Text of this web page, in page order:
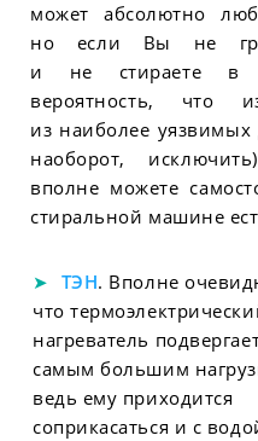
может абсолютно
но если Вы не
и не стираете в
вероятность, что
из наиболее
наоборот,
вполне можете
стиральной машине
ТЭН. Вполне
что
нагреватель
самым большим
ведь ему приходится
соприкасаться и с